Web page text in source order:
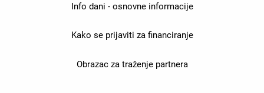
Info dani - osnovne informacije
Kako se prijaviti za financiranje
Obrazac za traženje partnera